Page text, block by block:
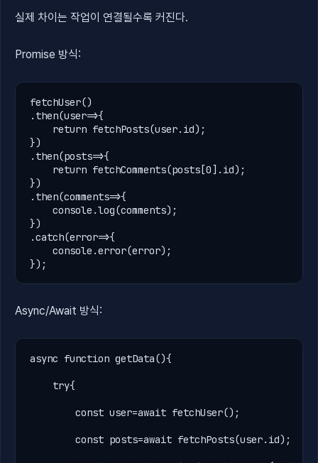
실제 차이는 작업이 연결될수록 커진다.
Promise 방식:
fetchUser
. then(user=>{
return fetchPosts(user. id);
. then(posts=>{
return fetchComments(posts [0] . id);
. then(comments=>{
console .log(comments);
.catch(error=>{
console .error(error);
});
Async/Await 방식:
async function getData(){
try{
const user=await fetchUser();
const posts=await fetchPosts(user. id);